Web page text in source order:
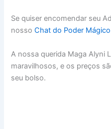
Se quiser encomendar seu
nossoChat do Poder Mágico
A nossa querida Maga Alyni
maravilhosos, e os preços
seu bolso.